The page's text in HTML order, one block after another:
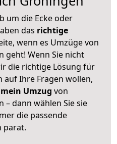
um die Ecke oder
das richtige
wenn es Umzüge von
geht! Wenn Sie nicht
die richtige Lösung für
auf Ihre Fragen wollen,
Umzug von
– dann wählen Sie sie
die passende
parat.